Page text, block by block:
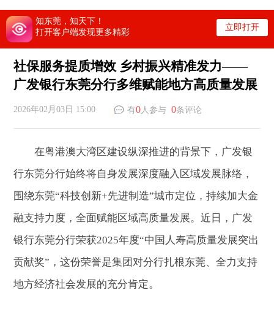
知东莞，知天下！
打开客户端发现更多精彩
立即打开
社保服务提质增效 乡村振兴精准发力——
广发银行东莞分行多维赋能地方高质量发展
2026年02月03日 15:00 有0人参与0条评论
在粤港澳大湾区建设纵深推进的背景下，广发银
行东莞分行始终将自身发展深度融入区域发展脉络，
围绕东莞“科技创新+先进制造”城市定位，持续加大金
融支持力度，全面赋能区域高质量发展。近日，广发
银行东莞分行荣获2025年度“中国人寿高质量发展突出
贡献奖”，这份荣誉是集团对分行扎根东莞、全力支持
地方经济社会发展的充分肯定。